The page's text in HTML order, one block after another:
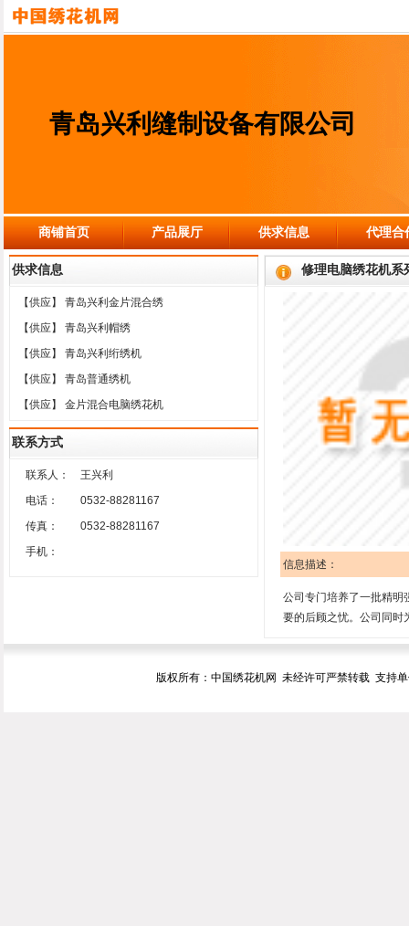
青岛兴利缝制设备有限公司
商铺首页 产品展厅 供求信息 代理合
供求信息
【供应】 青岛兴利金片混合绣
【供应】 青岛兴利帽绣
【供应】 青岛兴利绗绣机
【供应】 青岛普通绣机
【供应】 金片混合电脑绣花机
联系方式
联系人：
王兴利
电话：
0532-88281167
传真：
0532-88281167
手机：
修理电脑绣花机系
信息描述：
公司专门培养了一批精明
要的后顾之忧。公司同时
版权所有：中国绣花机网 未经许可严禁转载 支持